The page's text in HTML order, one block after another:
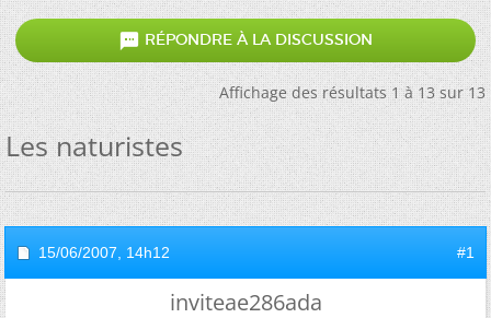
 RÉPONDRE À LA DISCUSSION
Affichage des résultats 1 à 13 sur 13
Les naturistes
15/06/2007, 14h12 #1
inviteae286ada